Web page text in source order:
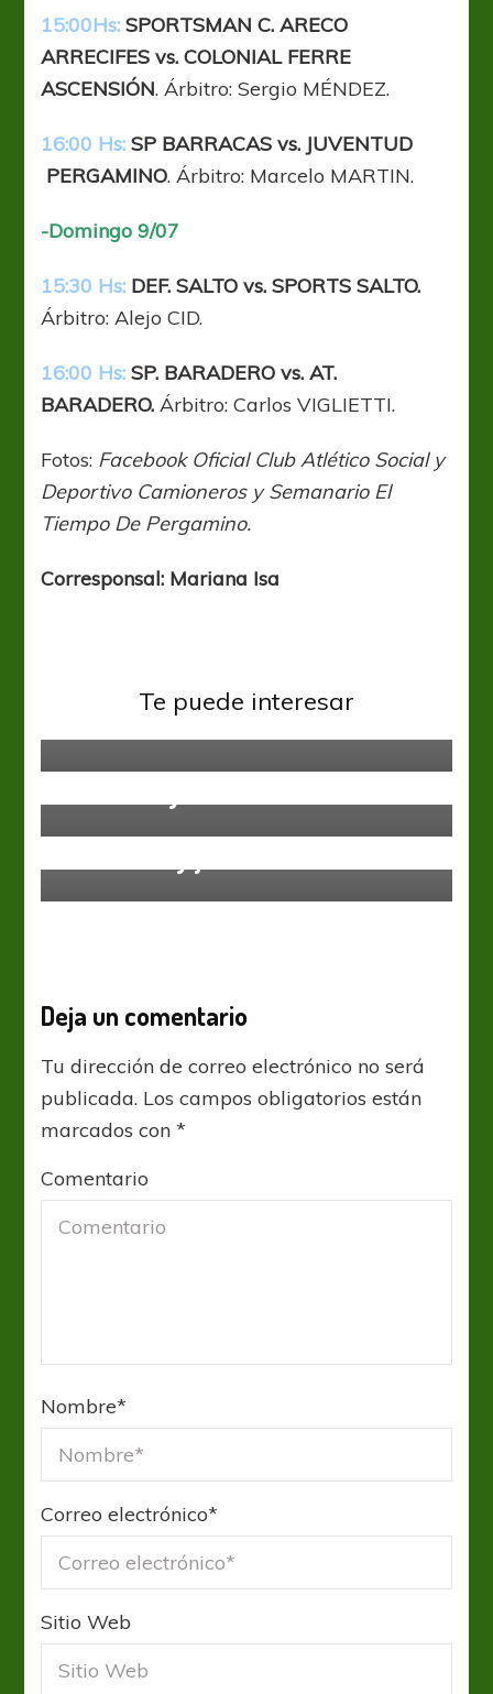
15:00Hs: SPORTSMAN C. ARECO
ARRECIFES vs. COLONIAL FERRE
ASCENSIÓN. Árbitro: Sergio MÉNDEZ.
16:00 Hs: SP BARRACAS vs. JUVENTUD
PERGAMINO. Árbitro: Marcelo MARTIN.
-Domingo 9/07
15:30 Hs: DEF. SALTO vs. SPORTS SALTO.
Árbitro: Alejo CID.
16:00 Hs: SP. BARADERO vs. AT.
BARADERO. Árbitro: Carlos VIGLIETTI.
Fotos: Facebook Oficial Club Atlético Social y
Deportivo Camioneros y Semanario El
Tiempo De Pergamino.
Corresponsal: Mariana Isa
Te puede interesar
Sin categoría
Deja un comentario
Tu dirección de correo electrónico no será
publicada. Los campos obligatorios están
marcados con*
Comentario
Nombre*
Correo electrónico*
Sitio Web